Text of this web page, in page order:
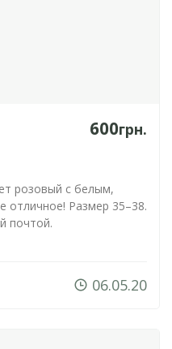
600грн.
розовый с белым,
отличное! Размер 35–38.
почтой.
06.05.20